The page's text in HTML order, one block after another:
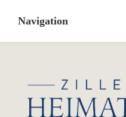
content